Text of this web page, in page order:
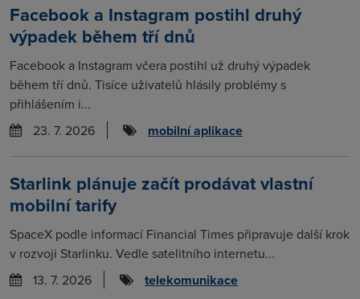
Facebook a Instagram postihl druhý
výpadek během tří dnů
Facebook a Instagram včera postihl už druhý výpadek
během tří dnů. Tisíce uživatelů hlásily problémy s
přihlášením i...
23. 7. 2026
mobilní aplikace
Starlink plánuje začít prodávat vlastní
mobilní tarify
SpaceX podle informací Financial Times připravuje další krok
v rozvoji Starlinku. Vedle satelitního internetu...
13. 7. 2026
telekomunikace